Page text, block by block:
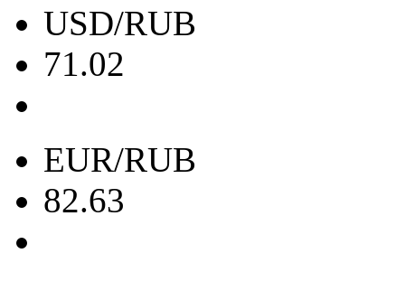
USD/RUB
71.02
EUR/RUB
82.63